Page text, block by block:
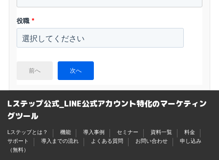
役職 *
前へ 次へ
Lステップ公式_LINE公式アカウント特化のマーケティン
グツール
Lステップとは？ 機能 導入事例 セミナー 資料一覧
料金
サポート
導入までの流れ よくある質問 お問い合わせ
申し込み
（無料）